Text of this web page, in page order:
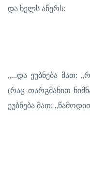
და ხელს აწერს:
„...და ეუბნება მათ:
(რაც თარგმანით
ეუბნება მათ: